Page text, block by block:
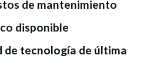
de mantenimiento
disponible
de tecnología de última